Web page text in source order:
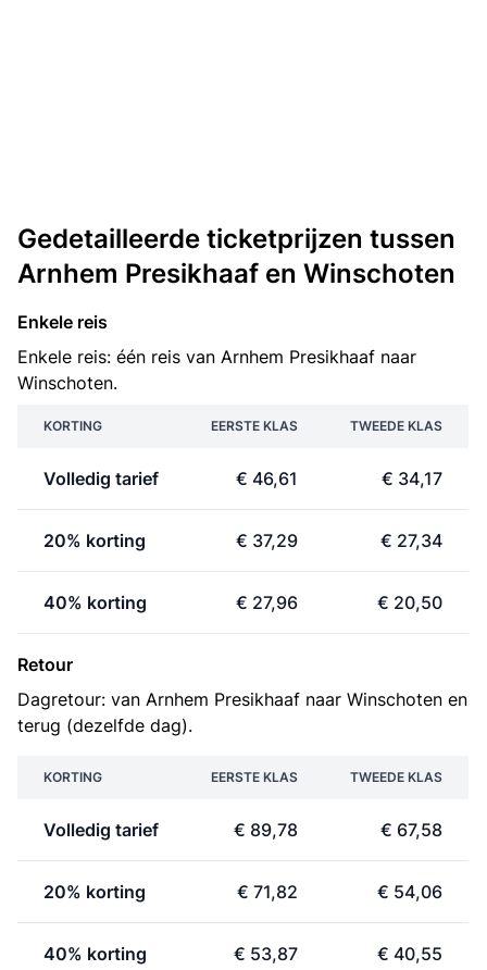
Gedetailleerde ticketprijzen tussen
Arnhem Presikhaaf en Winschoten
Enkele reis
Enkele reis: één reis van Arnhem Presikhaaf naar
Winschoten.
KORTING EERSTE KLAS TWEEDE KLAS
Volledig tarief € 46,61 € 34,17
20% korting € 37,29 € 27,34
40% korting € 27,96 € 20,50
Retour
Dagretour: van Arnhem Presikhaaf naar Winschoten en
terug (dezelfde dag).
KORTING EERSTE KLAS TWEEDE KLAS
Volledig tarief € 89,78 € 67,58
20% korting € 71,82 € 54,06
40% korting € 53,87 € 40,55